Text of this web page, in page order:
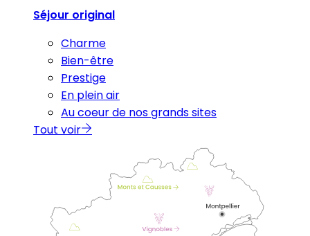
Séjour original
Charme
Bien-être
Prestige
En plein air
Au coeur de nos grands sites
Tout voir